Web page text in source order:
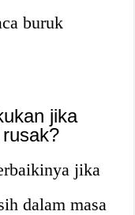
buruk
jika
jika
dalam masa